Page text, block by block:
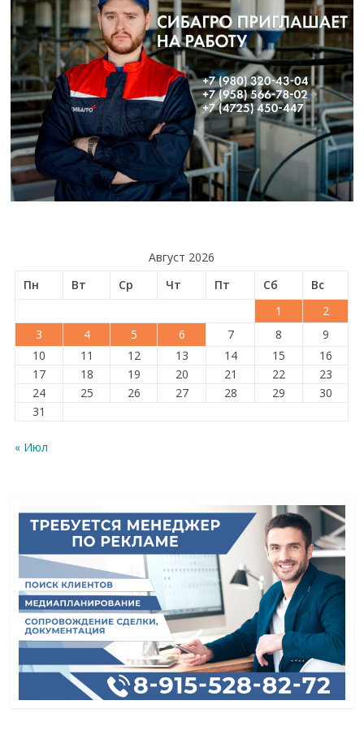
Август 2026
Пн
Вт Ср Чт Пт Сб
Вс
1
2
3
4 5 6 7 8
9
10
11 12 13 14 15
16
17
18 19 20 21 22
23
24
25 26 27 28 29
30
31
« Июл